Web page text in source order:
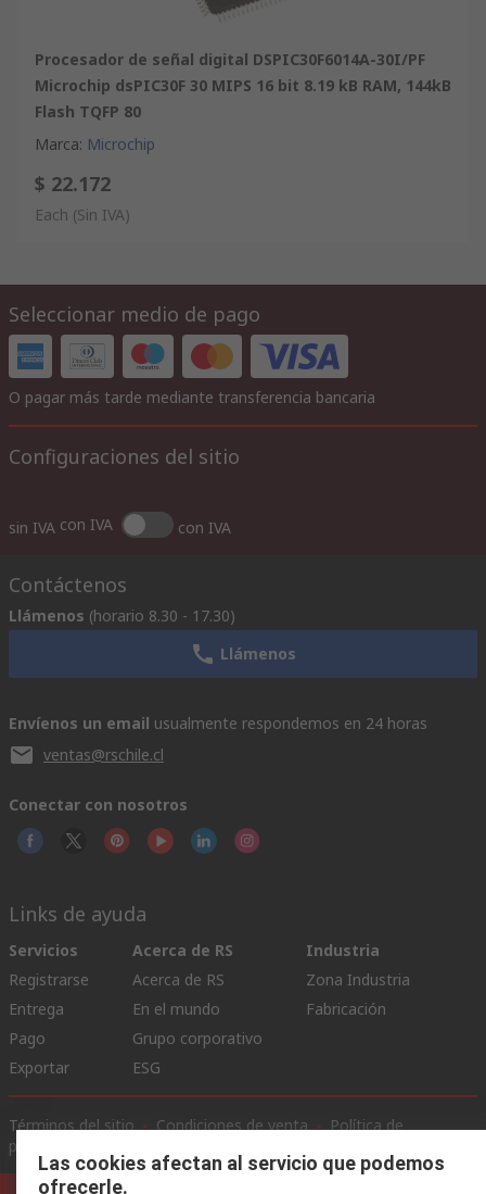
Procesador de señal digital DSPIC30F6014A-30I/PF
Microchip dsPIC30F 30 MIPS 16 bit 8.19 kB RAM, 144kB
Flash TQFP 80
Marca: Microchip
$ 22.172
Each (Sin IVA)
Seleccionar medio de pago
O pagar más tarde mediante transferencia bancaria
Configuraciones del sitio
sin IVA con IVA con IVA
Contáctenos
Llámenos (horario 8.30 - 17.30)
Llámenos
Envíenos un email usualmente respondemos en 24 horas
ventas@rschile.cl
Conectar con nosotros
Links de ayuda
Servicios
Registrarse
Entrega
Pago
Exportar
Acerca de RS
Acerca de RS
En el mundo
Grupo corporativo
ESG
Industria
Zona Industria
Fabricación
Términos del sitio Condiciones de venta
Política de
privacidad
Las cookies afectan al servicio que podemos
ofrecerle.